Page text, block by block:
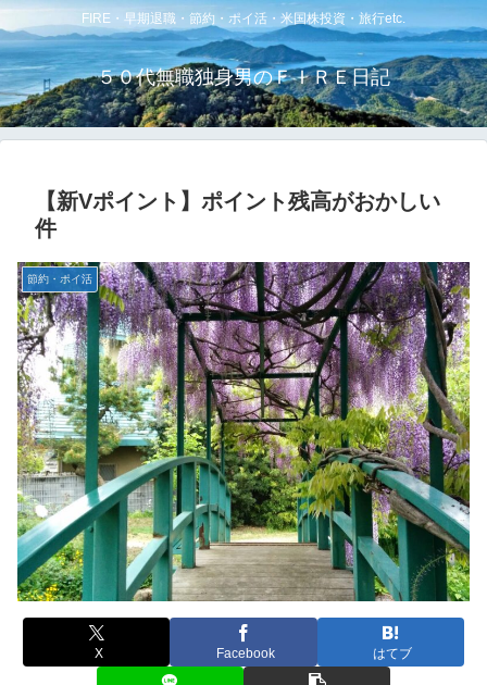
FIRE・早期退職・節約・ポイ活・米国株投資・旅行etc.
５０代無職独身男のＦＩＲＥ日記
【新Vポイント】ポイント残高がおかしい
件
節約・ポイ活
X Facebook はてブ